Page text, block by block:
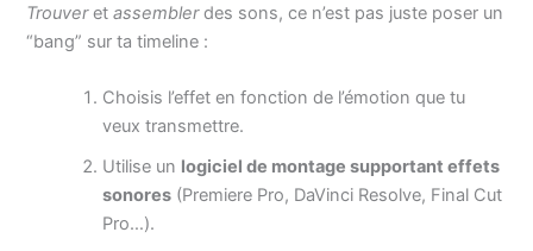
Trouveretassemblerdes sons, ce n’est pas juste poser un
“bang” sur ta timeline :
Choisis l’effet en fonction de l’émotion que tu
veux transmettre.
Utilise un logiciel de montage supportant effets
sonores (Premiere Pro, DaVinci Resolve, Final Cut
Pro…).